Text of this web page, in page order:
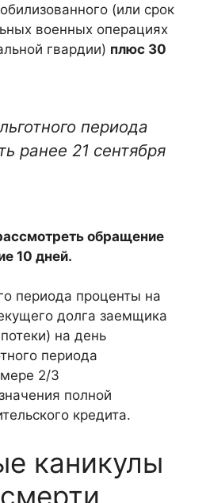
(или срок
военных операциях
гвардии) плюс 30
периода
ранее 21 сентября
обращение
10 дней.
периода проценты на
долга заемщика
на день
периода
2/3
полной
кредита.
каникулы